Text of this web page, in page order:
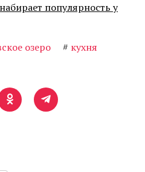
популярность у
озеро # кухня